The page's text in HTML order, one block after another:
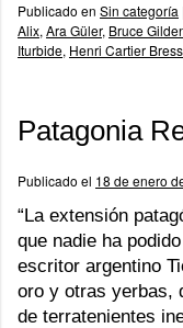
Publicado en Sin categoría
Alix, Ara Güler, Bruce
Iturbide, Henri Cartier
Patagonia
Publicado el 18 de enero
“La extensión
que nadie ha
escritor argentino
oro y otras yerbas,
de terratenientes